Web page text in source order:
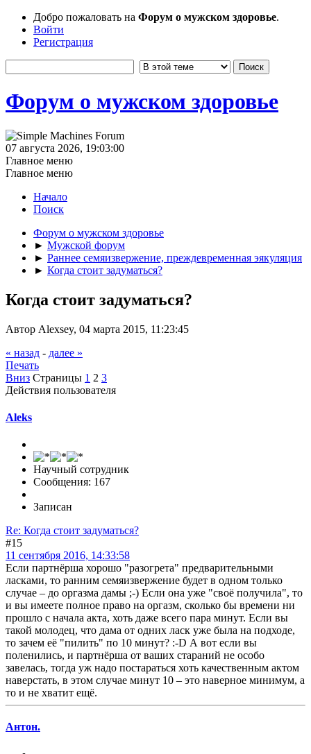
Добро пожаловать на Форум о мужском здоровье.
Войти
Регистрация
Форум о мужском здоровье
07 августа 2026, 19:03:00
Главное меню
Главное меню
Начало
Поиск
Форум о мужском здоровье
► Мужской форум
► Раннее семяизвержение, преждевременная эякуляция
► Когда стоит задуматься?
Когда стоит задуматься?
Автор Alexsey, 04 марта 2015, 11:23:45
« назад - далее »
Печать
Вниз Страницы 1 2 3
Действия пользователя
Aleks
Научный сотрудник
Сообщения: 167
Записан
Re: Когда стоит задуматься?
#15
11 сентября 2016, 14:33:58
Если партнёрша хорошо "разогрета" предварительными
ласками, то ранним семяизвержение будет в одном только
случае – до оргазма дамы ;-) Если она уже "своё получила", то
и вы имеете полное право на оргазм, сколько бы времени ни
прошло с начала акта, хоть даже всего пара минут. Если вы
такой молодец, что дама от одних ласк уже была на подходе,
то зачем её "пилить" по 10 минут? :-D А вот если вы
поленились, и партнёрша от ваших стараний не особо
завелась, тогда уж надо постараться хоть качественным актом
наверстать, в этом случае минут 10 – это наверное минимум, а
то и не хватит ещё.
Антон.